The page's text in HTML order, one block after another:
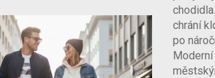
chrání
po